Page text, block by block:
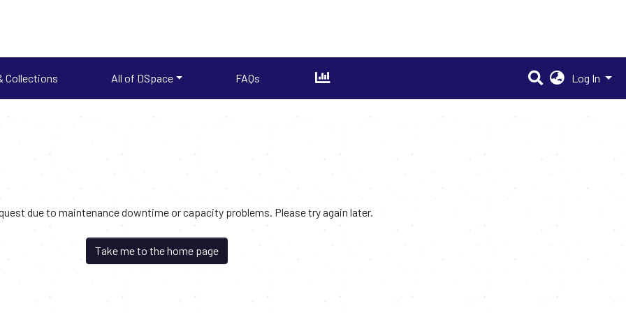
Collections All of DSpace FAQs Log In
due to maintenance downtime or capacity problems. Please try again later.
Take me to the home page